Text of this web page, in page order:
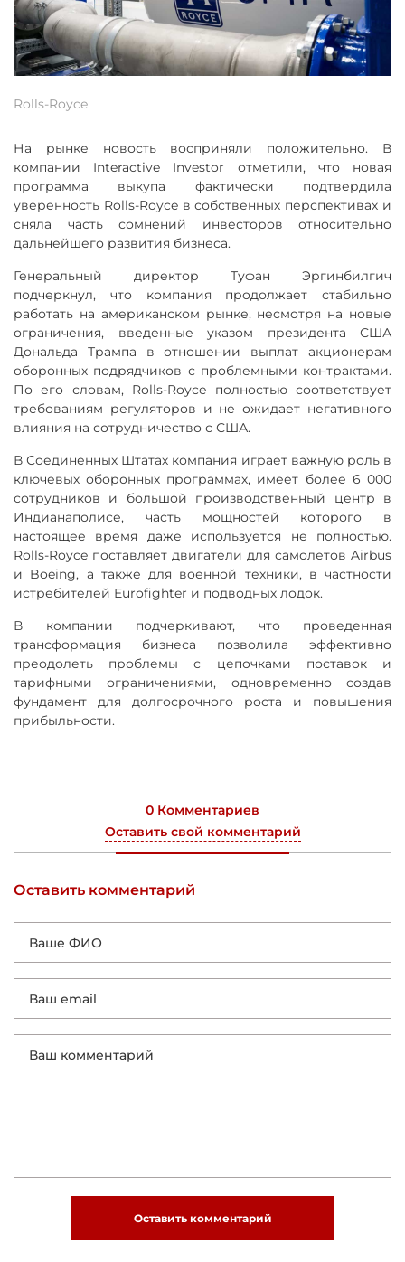
Rolls-Royce
На рынке новость восприняли положительно. В
компании Interactive Investor отметили, что новая
программа выкупа фактически подтвердила
уверенность Rolls-Royce в собственных перспективах и
сняла часть сомнений инвесторов относительно
дальнейшего развития бизнеса.
Генеральный директор Туфан Эргинбилгич
подчеркнул, что компания продолжает стабильно
работать на американском рынке, несмотря на новые
ограничения, введенные указом президента США
Дональда Трампа в отношении выплат акционерам
оборонных подрядчиков с проблемными контрактами.
По его словам, Rolls-Royce полностью соответствует
требованиям регуляторов и не ожидает негативного
влияния на сотрудничество с США.
В Соединенных Штатах компания играет важную роль в
ключевых оборонных программах, имеет более 6 000
сотрудников и большой производственный центр в
Индианаполисе, часть мощностей которого в
настоящее время даже используется не полностью.
Rolls-Royce поставляет двигатели для самолетов Airbus
и Boeing, а также для военной техники, в частности
истребителей Eurofighter и подводных лодок.
В компании подчеркивают, что проведенная
трансформация бизнеса позволила эффективно
преодолеть проблемы с цепочками поставок и
тарифными ограничениями, одновременно создав
фундамент для долгосрочного роста и повышения
прибыльности.
0 Комментариев
Оставить свой комментарий
Оставить комментарий
Оставить комментарий